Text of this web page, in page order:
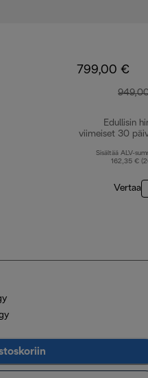
799,00 €
Edullisin
viimeiset 30
Sisältää ALV-
162,35 €
Vertaa